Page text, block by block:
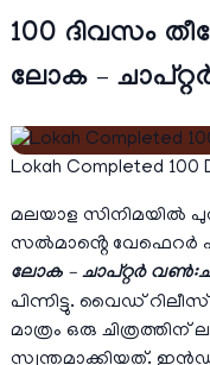
100 ദിവസം
ലോക –
Lokah Completed 100
മലയാള സിനിമയിൽ
സൽമാൻ്റെ വേഫെറർ
ലോക – ചാപ്റ്റർ
പിന്നിട്ടു. വൈഡ്
മാത്രം ഒരു
സ്വന്തമാക്കിയത്.